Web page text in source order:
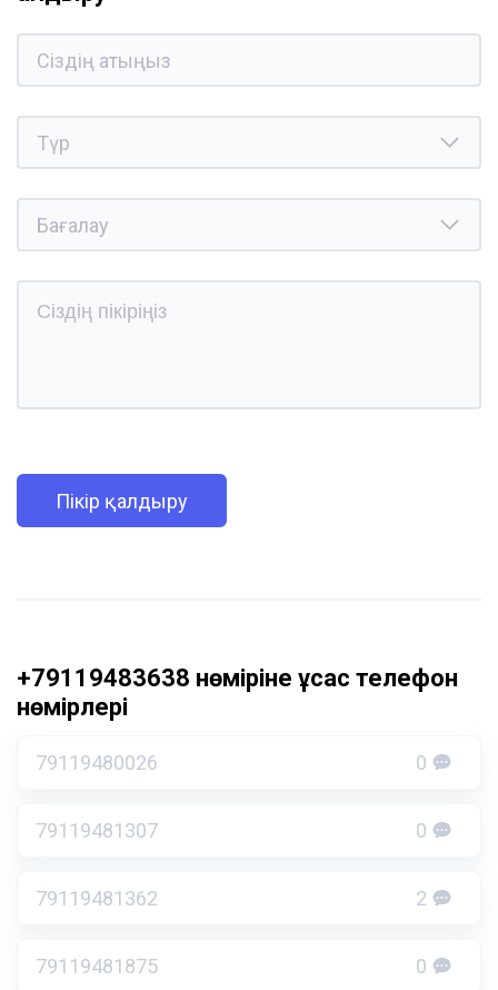
Пікір қалдыру
+79119483638 нөміріне ұқсас телефон
нөмірлері
79119480026 0
79119481307 0
79119481362 2
79119481875 0